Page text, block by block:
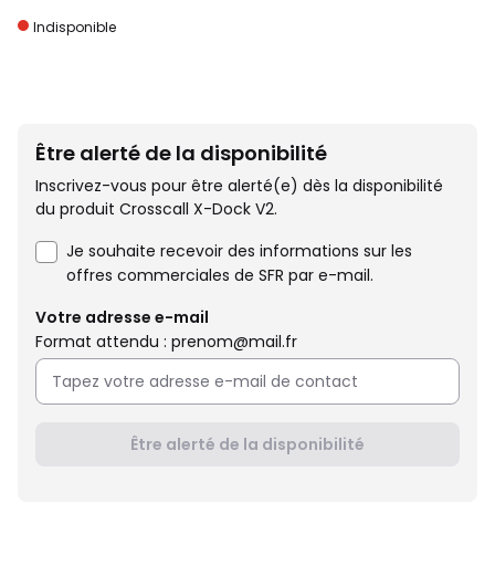
Indisponible
Être alerté de la disponibilité
Inscrivez-vous pour être alerté(e) dès la disponibilité
du produit Crosscall X-Dock V2.
Je souhaite recevoir des informations sur les
offres commerciales de SFR par e-mail.
Votre adresse e-mail
Format attendu : prenom@mail.fr
Être alerté de la disponibilité